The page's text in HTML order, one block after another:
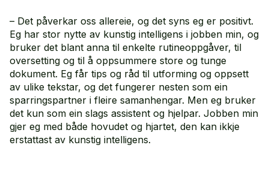
– Det påverkar oss allereie, og det syns eg er positivt.
Eg har stor nytte av kunstig intelligens i jobben min, og
bruker det blant anna til enkelte rutineoppgåver, til
oversetting og til å oppsummere store og tunge
dokument. Eg får tips og råd til utforming og oppsett
av ulike tekstar, og det fungerer nesten som ein
sparringspartner i fleire samanhengar. Men eg bruker
det kun som ein slags assistent og hjelpar. Jobben min
gjer eg med både hovudet og hjartet, den kan ikkje
erstattast av kunstig intelligens.